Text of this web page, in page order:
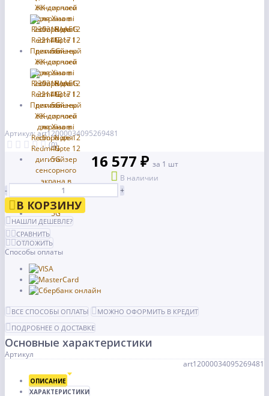
Артикул: art12000034095269481
(0)
16 577 ₽ за 1 шт
В наличии
-
+
В КОРЗИНУ
НАШЛИ ДЕШЕВЛЕ?
СРАВНИТЬ
ОТЛОЖИТЬ
Способы оплаты
ВСЕ СПОСОБЫ ОПЛАТЫ
МОЖНО ОФОРМИТЬ В КРЕДИТ
ПОДРОБНЕЕ О ДОСТАВКЕ
Основные характеристики
Артикул
art12000034095269481
ОПИСАНИЕ
ХАРАКТЕРИСТИКИ